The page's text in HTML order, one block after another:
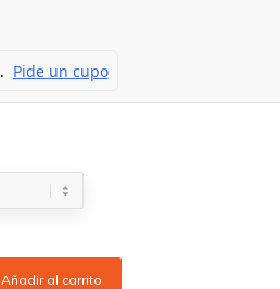
Añadir al carrito